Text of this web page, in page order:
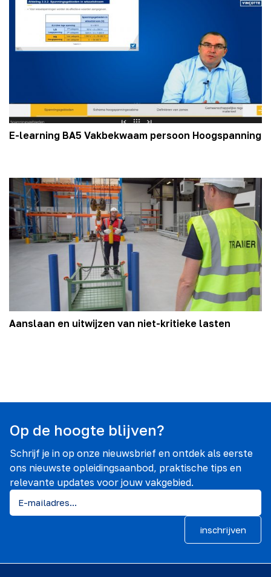
E-learning BA5 Vakbekwaam persoon Hoogspanning
Aanslaan en uitwijzen van niet-kritieke lasten
Op de hoogte blijven?
Schrijf je in op onze nieuwsbrief en ontdek als eerste
ons nieuwste opleidingsaanbod, praktische tips en
relevante updates voor jouw vakgebied.
inschrijven